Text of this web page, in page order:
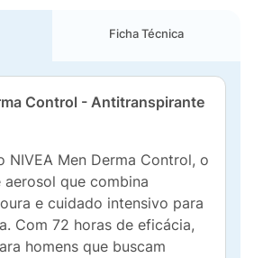
Ficha Técnica
Control - Antitranspirante
NIVEA Men Derma Control, o
que combina
e cuidado intensivo para
Com 72 horas de eficácia,
homens que buscam